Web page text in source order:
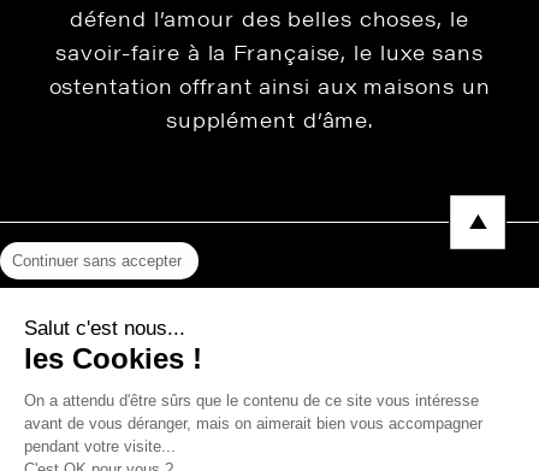
défend l’amour des belles choses, le
savoir-faire à la Française, le luxe sans
ostentation offrant ainsi aux maisons un
supplément d’âme.
Protection des données
Photos, Vidéos & Catalogues
Continuer sans accepter
Salut c'est nous...
les Cookies !
On a attendu d'être sûrs que le contenu de ce site vous intéresse
avant de vous déranger, mais on aimerait bien vous accompagner
pendant votre visite...